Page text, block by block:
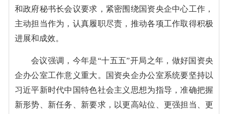
和政府秘书长会议要求，紧密围绕国资央企中心工作，
主动担当作为，认真履职尽责，推动各项工作取得积极
进展和成效。
会议强调，今年是“十五五”开局之年，做好国资央
企办公室工作意义重大。国资央企办公室系统要坚持以
习近平新时代中国特色社会主义思想为指导，准确把握
新形势、新任务、新要求，以更高站位、更强担当、更